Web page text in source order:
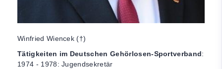
Winfried Wiencek (†)
Tätigkeiten im Deutschen Gehörlosen-Sportverband:
1974 - 1978: Jugendsekretär